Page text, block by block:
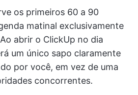
os primeiros 60 a 90
matinal exclusivamente
abrir o ClickUp no dia
um único sapo claramente
por você, em vez de uma
concorrentes.